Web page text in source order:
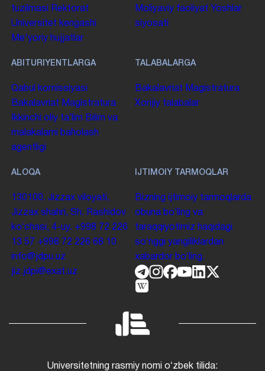
tuzilmasi
Rektorat
Universitet kengashi
Me'yoriy hujjatlar
Moliyaviy faoliyat Yoshlar
siyosati
ABITURIYENTLARGA
Qabul komissiyasi
Bakalavriat Magistratura
Ikkinchi oliy taʼlim Bilim va
malakalarni baholash
agentligi
TALABALARGA
Bakalavriat Magistratura
Xorijiy talabalar
ALOQA
130100. Jizzax viloyati,
Jizzax shahri, Sh. Rashidov
koʻchasi, 4-uy. +998 72 226
13 57 +998 72 226 68 10
info@jdpu.uz
jiz.jdpi@exat.uz
IJTIMOIY TARMOQLAR
Bizning ijtimoiy tarmoqlarda
obuna boʻling va
taraqqiyotimiz haqidagi
soʻnggi yangiliklardan
xabardor boʻling.
Universitetning rasmiy nomi oʻzbek tilida: